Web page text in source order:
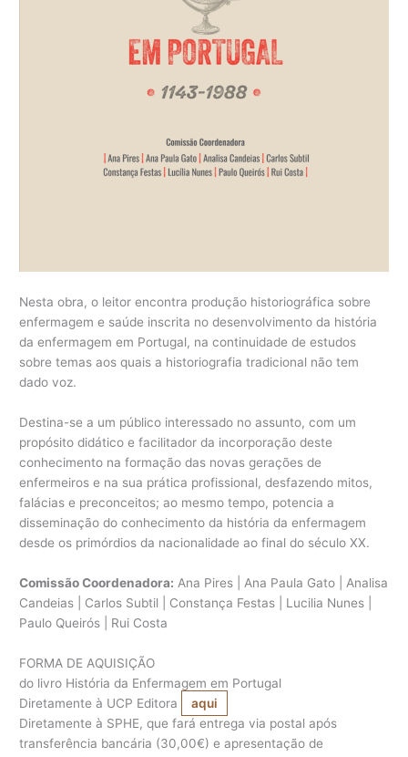
Nesta obra, o leitor encontra produção historiográfica sobre
enfermagem e saúde inscrita no desenvolvimento da história
da enfermagem em Portugal, na continuidade de estudos
sobre temas aos quais a historiografia tradicional não tem
dado voz.
Destina-se a um público interessado no assunto, com um
propósito didático e facilitador da incorporação deste
conhecimento na formação das novas gerações de
enfermeiros e na sua prática profissional, desfazendo mitos,
falácias e preconceitos; ao mesmo tempo, potencia a
disseminação do conhecimento da história da enfermagem
desde os primórdios da nacionalidade ao final do século XX.
Comissão Coordenadora: Ana Pires | Ana Paula Gato | Analisa
Candeias | Carlos Subtil | Constança Festas | Lucilia Nunes |
Paulo Queirós | Rui Costa
FORMA DE AQUISIÇÃO
do livro História da Enfermagem em Portugal
Diretamente à UCP Editora
aqui
Diretamente à SPHE, que fará entrega via postal após
transferência bancária (30,00€) e apresentação de